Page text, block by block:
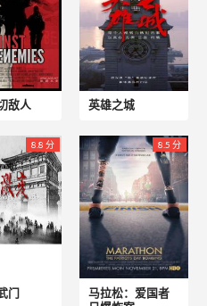
敌人 英雄之城
8.8 分
门
8.5 分
马拉松：爱国者